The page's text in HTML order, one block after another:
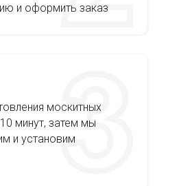
и оформить заказ
москитных
минут, затем мы
и установим